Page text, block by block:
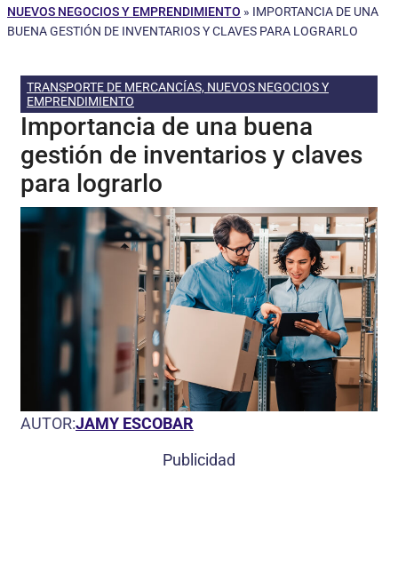
NUEVOS NEGOCIOS Y EMPRENDIMIENTO » IMPORTANCIA DE UNA
BUENA GESTIÓN DE INVENTARIOS Y CLAVES PARA LOGRARLO
TRANSPORTE DE MERCANCÍAS, NUEVOS NEGOCIOS Y
EMPRENDIMIENTO
Importancia de una buena
gestión de inventarios y claves
para lograrlo
AUTOR:JAMY ESCOBAR
Publicidad